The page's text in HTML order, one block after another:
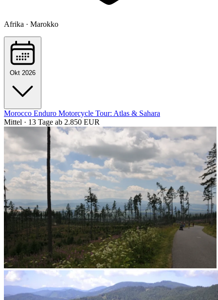
Afrika · Marokko
Okt 2026
Morocco Enduro Motorcycle Tour: Atlas & Sahara
Mittel · 13 Tage ab 2.850 EUR